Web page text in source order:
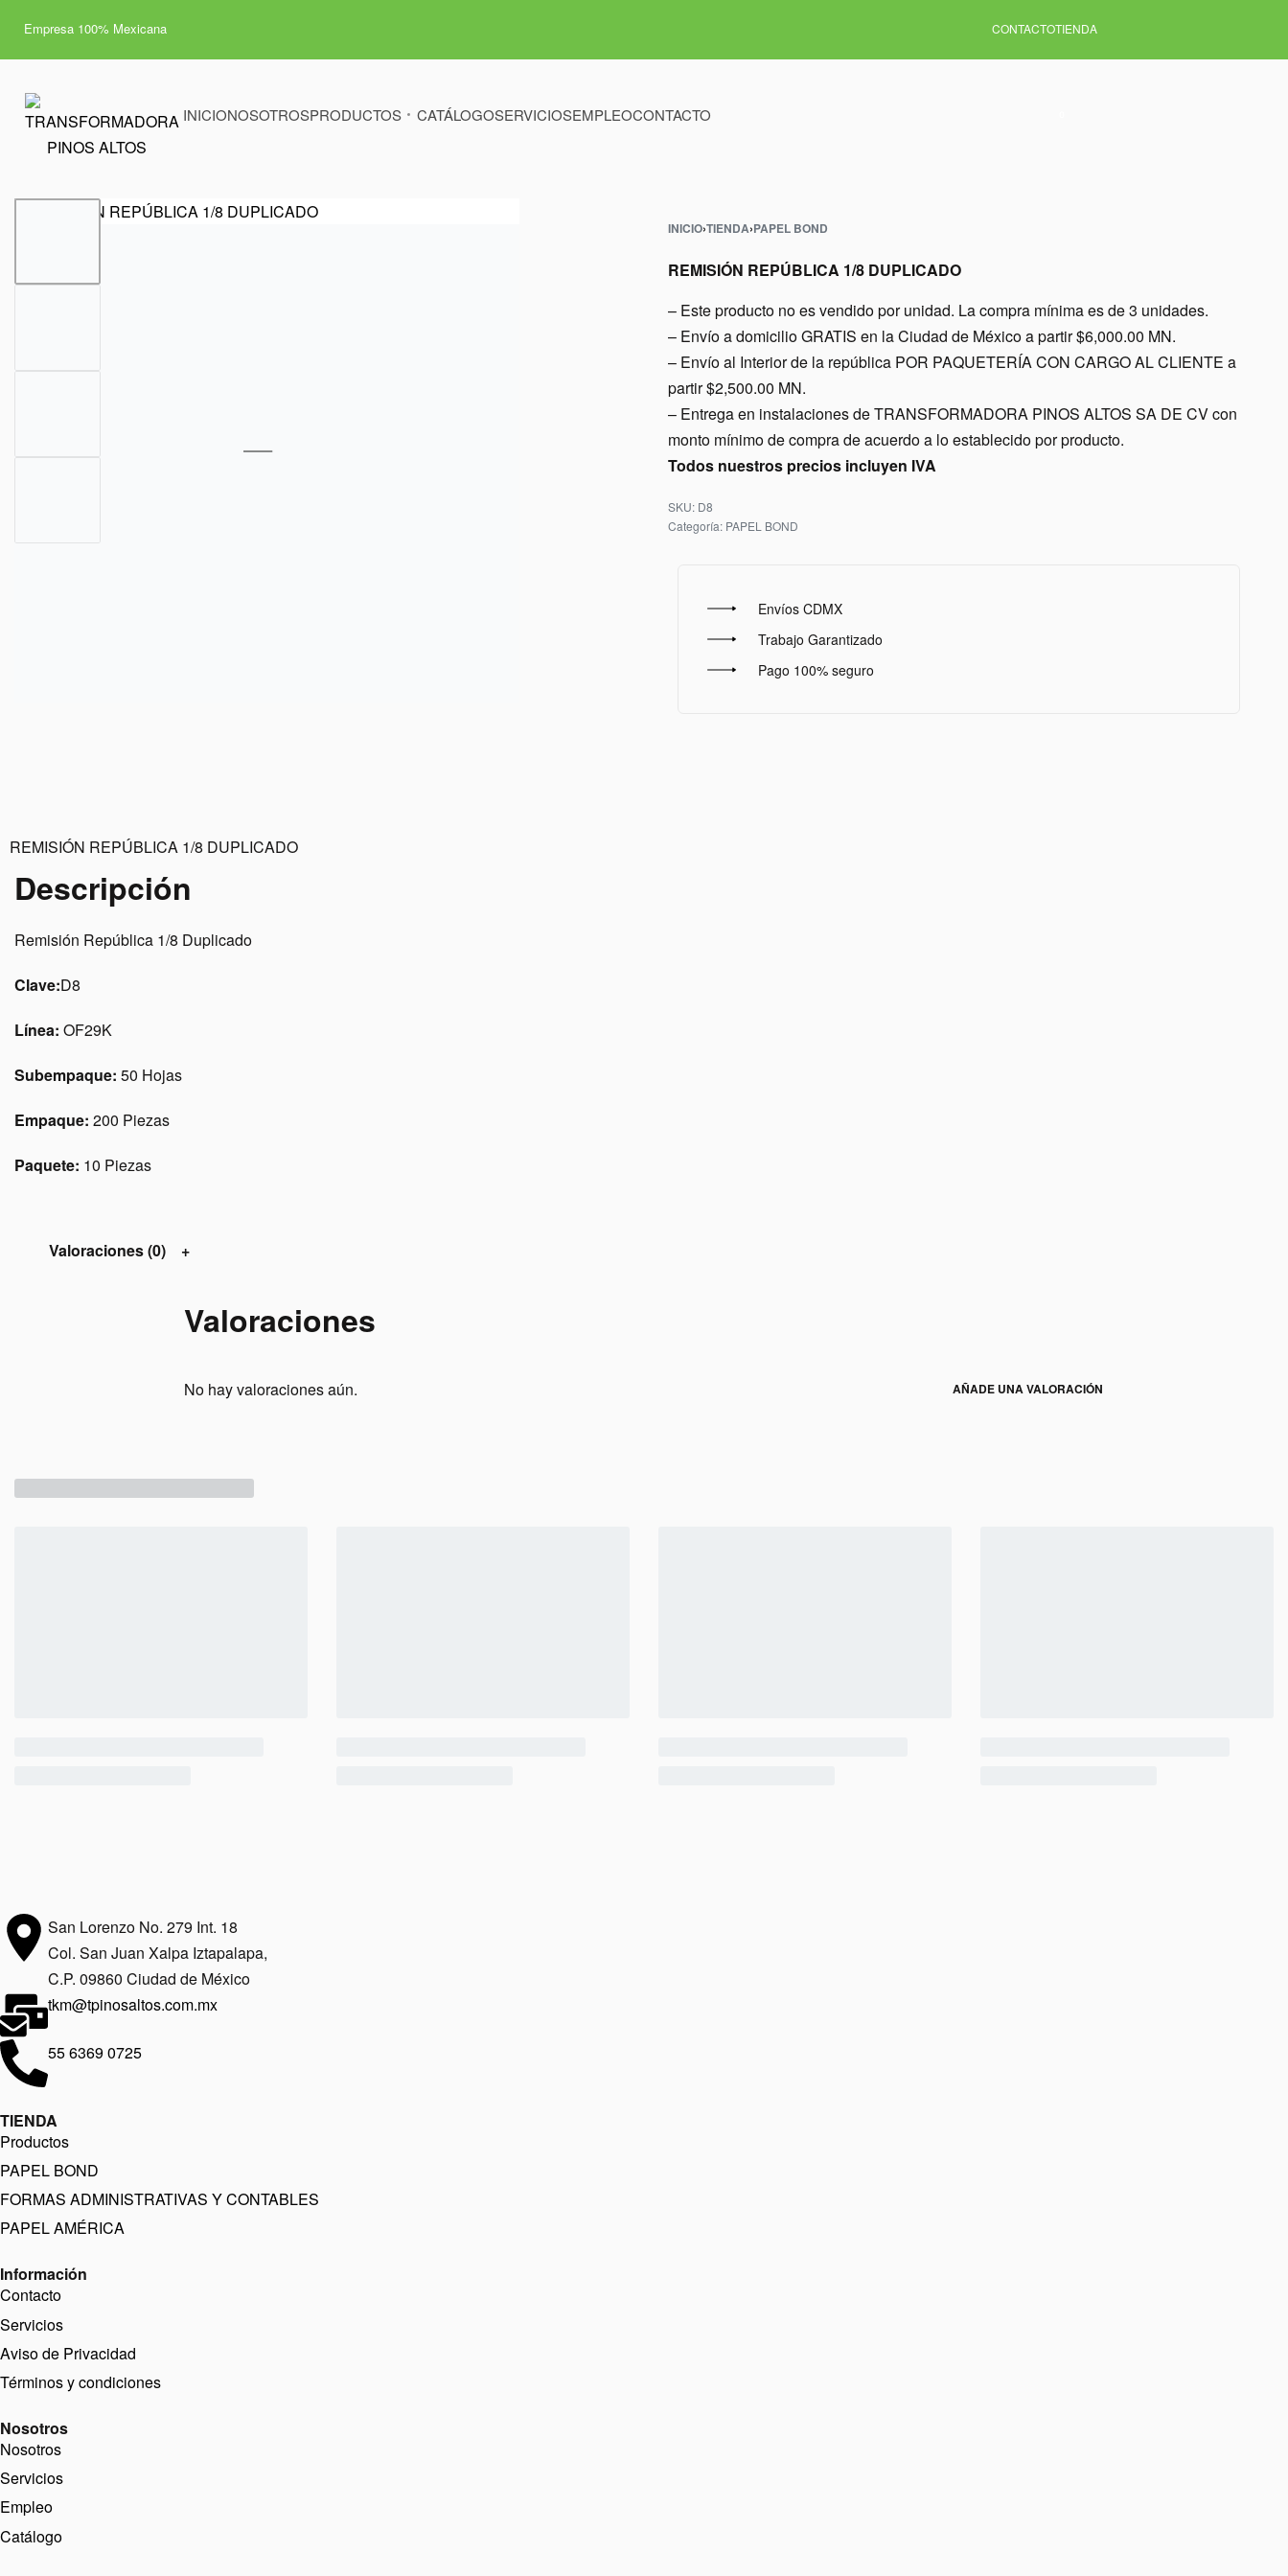
Empresa 100% Mexicana CONTACTOTIENDA
INICIONOSOTROSPRODUCTOS CATÁLOGOSERVICIOSEMPLEOCONTACTO
INICIO›TIENDA›PAPEL BOND
REMISIÓN REPÚBLICA 1/8 DUPLICADO
– Este producto no es vendido por unidad. La compra mínima es de 3 unidades.
– Envío a domicilio GRATIS en la Ciudad de México a partir $6,000.00 MN.
– Envío al Interior de la república POR PAQUETERÍA CON CARGO AL CLIENTE a
partir $2,500.00 MN.
– Entrega en instalaciones de TRANSFORMADORA PINOS ALTOS SA DE CV con
monto mínimo de compra de acuerdo a lo establecido por producto.
Todos nuestros precios incluyen IVA
D8
Categoría: PAPEL BOND
Envíos CDMX
Trabajo Garantizado
Pago 100% seguro
REMISIÓN REPÚBLICA 1/8 DUPLICADO
Descripción
Remisión República 1/8 Duplicado
Clave:D8
Línea: OF29K
Subempaque: 50 Hojas
Empaque: 200 Piezas
Paquete: 10 Piezas
Valoraciones (0)
Valoraciones
No hay valoraciones aún. AÑADE UNA VALORACIÓN
San Lorenzo No. 279 Int. 18
Col. San Juan Xalpa Iztapalapa,
C.P. 09860 Ciudad de México
tkm@tpinosaltos.com.mx
55 6369 0725
TIENDA
Productos
PAPEL BOND
FORMAS ADMINISTRATIVAS Y CONTABLES
PAPEL AMÉRICA
Información
Contacto
Servicios
Aviso de Privacidad
Términos y condiciones
Nosotros
Nosotros
Servicios
Empleo
Catálogo